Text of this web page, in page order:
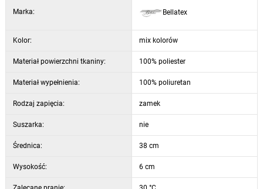
Marka: Bellatex
Kolor: mix kolorów
Materiał powierzchni tkaniny: 100% poliester
Materiał wypełnienia: 100% poliuretan
Rodzaj zapięcia: zamek
Suszarka: nie
Średnica: 38 cm
Wysokość: 6 cm